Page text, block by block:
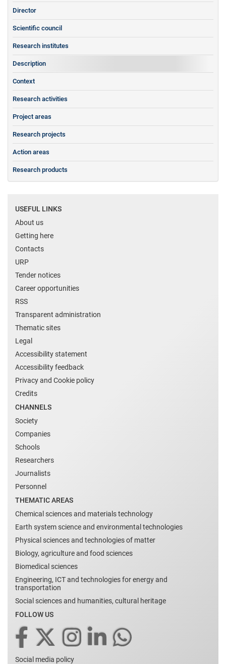
Director
Scientific council
Research institutes
Description
Context
Research activities
Project areas
Research projects
Action areas
Research products
USEFUL LINKS
About us
Getting here
Contacts
URP
Tender notices
Career opportunities
RSS
Transparent administration
Thematic sites
Legal
Accessibility statement
Accessibility feedback
Privacy and Cookie policy
Credits
CHANNELS
Society
Companies
Schools
Researchers
Journalists
Personnel
THEMATIC AREAS
Chemical sciences and materials technology
Earth system science and environmental technologies
Physical sciences and technologies of matter
Biology, agriculture and food sciences
Biomedical sciences
Engineering, ICT and technologies for energy and
transportation
Social sciences and humanities, cultural heritage
FOLLOW US
Social media policy